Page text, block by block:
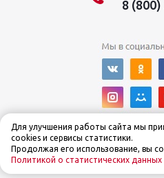
8
© Интернет-магазин
Для улучшения работы сайта мы
cookies и сервисы статистики.
Продолжая его использование, вы
Политикой о статистических